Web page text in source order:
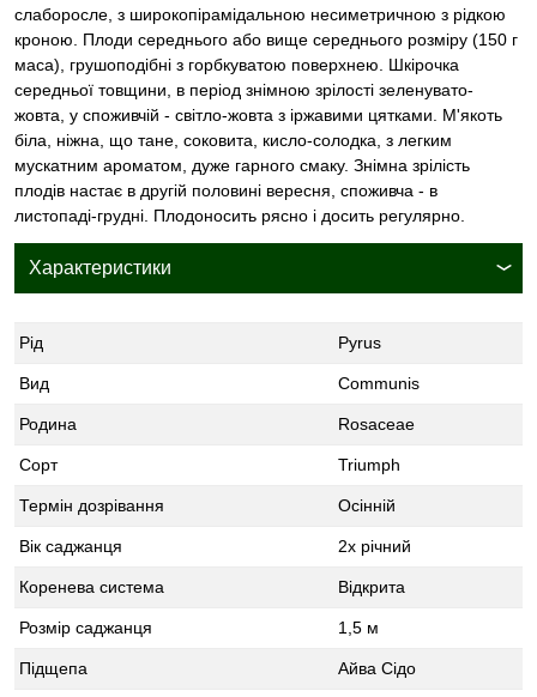
слаборосле, з широкопірамідальною несиметричною з рідкою
кроною. Плоди середнього або вище середнього розміру (150 г
маса), грушоподібні з горбкуватою поверхнею. Шкірочка
середньої товщини, в період знімною зрілості зеленувато-
жовта, у споживчій - світло-жовта з іржавими цятками. М'якоть
біла, ніжна, що тане, соковита, кисло-солодка, з легким
мускатним ароматом, дуже гарного смаку. Знімна зрілість
плодів настає в другій половині вересня, споживча - в
листопаді-грудні. Плодоносить рясно і досить регулярно.
Характеристики
Рід Pyrus
Вид Communis
Родина Rosaceae
Сорт Triumph
Термін дозрівання Осінній
Вік саджанця 2х річний
Коренева система Відкрита
Розмір саджанця 1,5 м
Підщепа Айва Сідо